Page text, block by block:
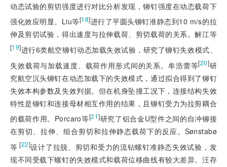
动态试验的剪切强度进行对比分析发现，铆钉强度在动态载荷下
强化效应明显。Liu等[18]进行了平圆头铆钉准静态到10 m/s的拉
伸及剪切试验，得出速度与拉伸载荷、剪切载荷的关系。解江等
[19]进行6类航空铆钉动态加载失效试验，研究了铆钉失效模式、
失效载荷与加载速度、载荷作用形式间的关系。牟浩蕾等[20]研
究航空沉头铆钉在动态加载下的失效模式，通过拟合得到了铆钉
失效本构参数及失效判据。但在机身坠撞工况下，连接结构失效
特性是铆钉和连接母材相互作用的结果，且铆钉受力为拉剪耦合
的载荷作用。Porcaro等[21]研究了铝合金U型件之间的自冲铆接
在剪切、拉伸、组合剪切和拉伸静态载荷下的反应。Sønstabø
等 [22]设计了拉脱、剪切和受力的流钻螺钉准静态失效试验，发
现不同受载下螺钉的失效模式和载荷位移曲线有较大差异。汪存